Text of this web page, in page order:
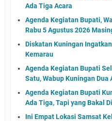
Ada Tiga Acara
Agenda Kegiatan Bupati,
Rabu 5 Agustus 2026
Diskatan Kuningan
Kemarau
Agenda Kegiatan Bupati
Satu, Wabup Kuningan Dua
Agenda Kegiatan Bupati
Ada Tiga, Tapi yang Bakal
Ini Empat Lokasi Samsat